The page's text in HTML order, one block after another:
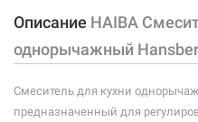
Размер картриджа:
Тип конструкции:
Тип смесителя (крана):
Описание HAIBA
однорычажный
Смеситель для кухни
предназначенный для